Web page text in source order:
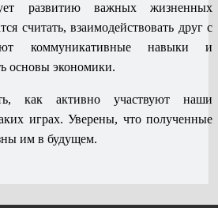
развитию важных жизненных
считать, взаимодействовать друг с
коммуникативные навыки и
основы экономики.
как активно участвуют наши
играх. Уверены, что полученные
им в будущем.